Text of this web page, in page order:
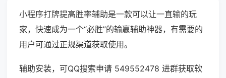
小程序打牌提高胜率辅助是一款可以让一直输的玩
家，快速成为一个“必胜”的输赢辅助神器，有需要的
用户可通过正规渠道获取使用。
辅助安装，可QQ搜索申请 549552478 进群获取软